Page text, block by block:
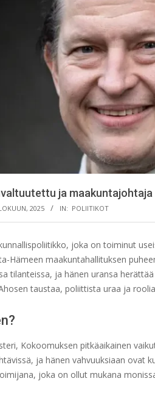
ja maakuntajohtaja
2025 IN: POLIITIKOT
joka on toiminut
Hämeen maakuntahallituksen
tilanteissa, ja hänen uransa
taustaa, poliittista uraa ja
Kokoomuksen pitkäaikainen
ja hänen vahvuuksiaan ovat
joka on ollut mukana